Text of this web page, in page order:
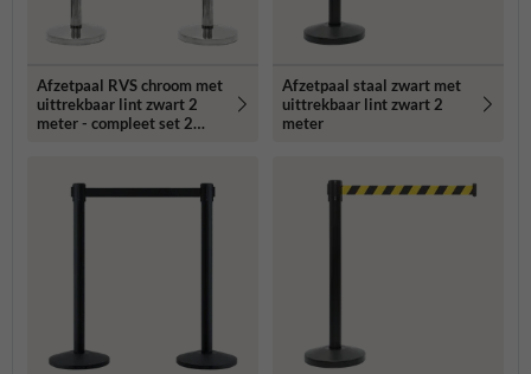
Afzetpaal RVS chroom met
uittrekbaar lint zwart 2
meter - compleet set 2
Afzetpaal staal zwart met
uittrekbaar lint zwart 2
meter